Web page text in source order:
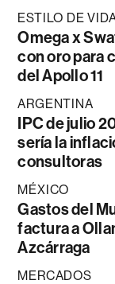
ESTILO DE
Omega x
con oro para
del Apollo 11
ARGENTINA
IPC de julio
sería la
consultoras
MÉXICO
Gastos del
factura a
Azcárraga
MERCADOS